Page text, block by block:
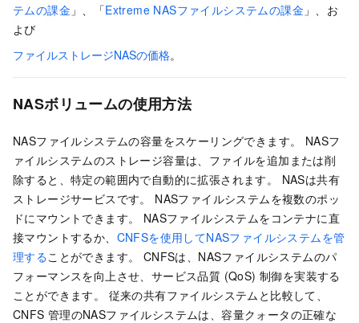
テムの課金 」、「Extreme NASファイルシステムの課金 」、お
よび
ファイルストレージNASの価格。
NASボリュームの使用方法
NASファイルシステムの容量をスケーリングできます。 NASフ
ァイルシステムのストレージ容量は、ファイルを追加または削
除すると、特定の範囲内で自動的に拡張されます。 NASは共有
ストレージサービスです。 NASファイルシステムを複数のポッ
ドにマウントできます。 NASファイルシステムをコンテナに直
接マウントするか、 CNFSを使用してNASファイルシステムを管
理することができます。 CNFSは、NASファイルシステムのパ
フォーマンスを向上させ、サービス品質 (QoS) 制御を実装する
ことができます。 従来の共有ファイルシステムと比較して、
CNFS 管理のNASファイルシステムは、容量クォータの正確な